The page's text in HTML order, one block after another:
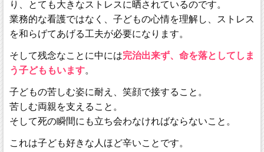
り、とても大きなストレスに晒されているのです。
業務的な看護ではなく、子どもの心情を理解し、ストレス
を和らげてあげる工夫が必要になります。
そして残念なことに中には完治出来ず、命を落としてしま
う子どももいます。
子どもの苦しむ姿に耐え、笑顔で接すること。
苦しむ両親を支えること。
そして死の瞬間にも立ち会わなければならないこと。
これは子ども好きな人ほど辛いことです。